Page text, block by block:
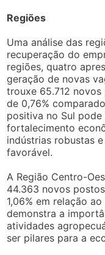
Regiões
Uma análise das
recuperação do
regiões, quatro
geração de novas
trouxe 65.712
de 0,76%
positiva no Sul
fortalecimento
indústrias robustas
favorável.
A Região Centro-
44.363 novos
1,06% em relação
demonstra a
atividades
ser pilares para a